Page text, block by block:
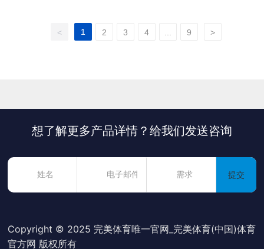
< 1 2 3 4 9 >
想了解更多产品详情？给我们发送咨询
提交
Copyright © 2025 完美体育唯一官网_完美体育(中国)体育
官方网 版权所有